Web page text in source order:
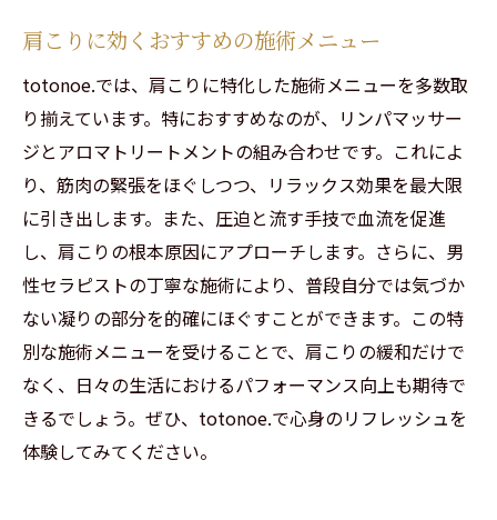
肩こりに効くおすすめの施術メニュー
totonoe.では、肩こりに特化した施術メニューを多数取
り揃えています。特におすすめなのが、リンパマッサー
ジとアロマトリートメントの組み合わせです。これによ
り、筋肉の緊張をほぐしつつ、リラックス効果を最大限
に引き出します。また、圧迫と流す手技で血流を促進
し、肩こりの根本原因にアプローチします。さらに、男
性セラピストの丁寧な施術により、普段自分では気づか
ない凝りの部分を的確にほぐすことができます。この特
別な施術メニューを受けることで、肩こりの緩和だけで
なく、日々の生活におけるパフォーマンス向上も期待で
きるでしょう。ぜひ、totonoe.で心身のリフレッシュを
体験してみてください。